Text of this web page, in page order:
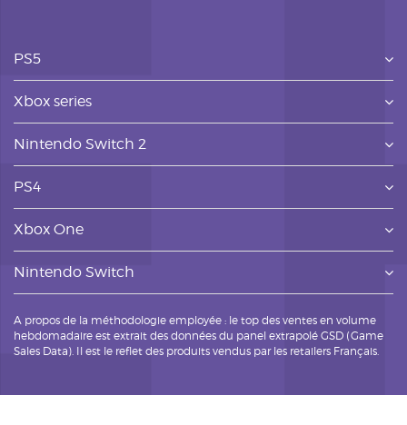
PS5
Xbox series
Nintendo Switch 2
PS4
Xbox One
Nintendo Switch
A propos de la méthodologie employée : le top des ventes en volume
hebdomadaire est extrait des données du panel extrapolé GSD (Game
Sales Data). Il est le reflet des produits vendus par les retailers Français.